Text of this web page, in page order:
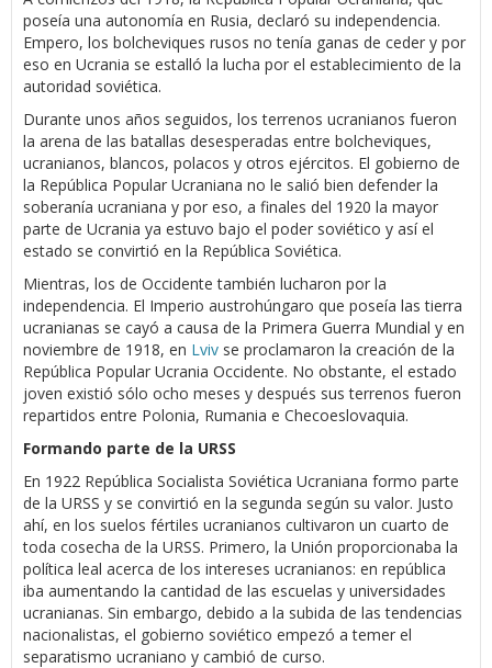
poseía una autonomía en Rusia, declaró su independencia.
Empero, los bolcheviques rusos no tenía ganas de ceder y por
eso en Ucrania se estalló la lucha por el establecimiento de la
autoridad soviética.
Durante unos años seguidos, los terrenos ucranianos fueron
la arena de las batallas desesperadas entre bolcheviques,
ucranianos, blancos, polacos y otros ejércitos. El gobierno de
la República Popular Ucraniana no le salió bien defender la
soberanía ucraniana y por eso, a finales del 1920 la mayor
parte de Ucrania ya estuvo bajo el poder soviético y así el
estado se convirtió en la República Soviética.
Mientras, los de Occidente también lucharon por la
independencia. El Imperio austrohúngaro que poseía las tierra
ucranianas se cayó a causa de la Primera Guerra Mundial y en
noviembre de 1918, en Lviv se proclamaron la creación de la
República Popular Ucrania Occidente. No obstante, el estado
joven existió sólo ocho meses y después sus terrenos fueron
repartidos entre Polonia, Rumania e Checoeslovaquia.
Formando parte de la URSS
En 1922 República Socialista Soviética Ucraniana formo parte
de la URSS y se convirtió en la segunda según su valor. Justo
ahí, en los suelos fértiles ucranianos cultivaron un cuarto de
toda cosecha de la URSS. Primero, la Unión proporcionaba la
política leal acerca de los intereses ucranianos: en república
iba aumentando la cantidad de las escuelas y universidades
ucranianas. Sin embargo, debido a la subida de las tendencias
nacionalistas, el gobierno soviético empezó a temer el
separatismo ucraniano y cambió de curso.